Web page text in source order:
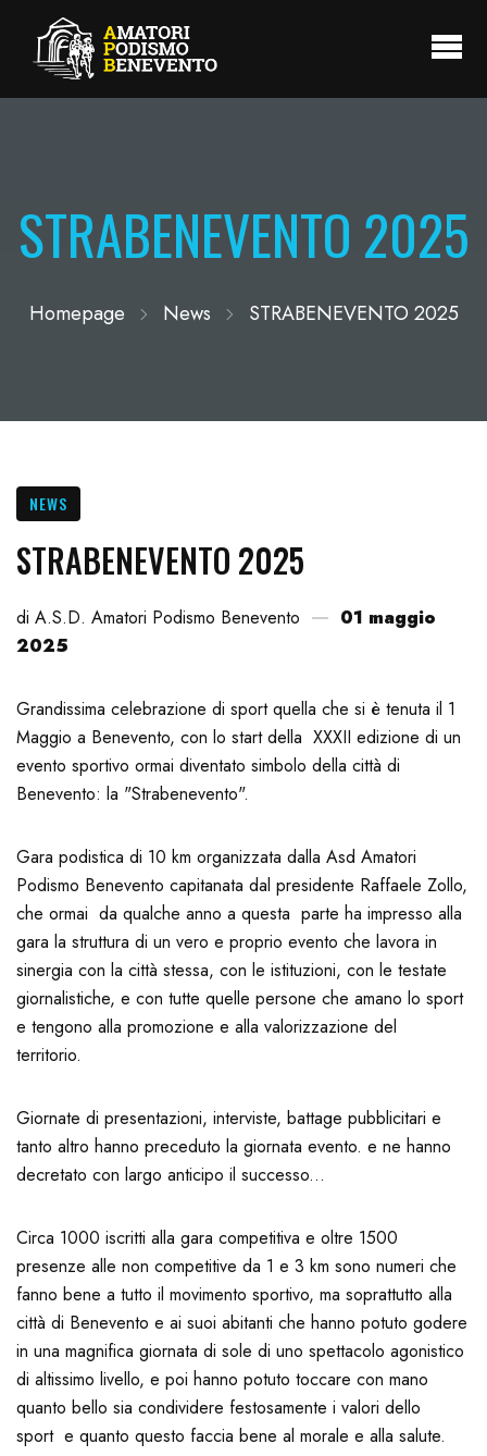
STRABENEVENTO 2025
Homepage News STRABENEVENTO 2025
NEWS
STRABENEVENTO 2025
di A.S.D. Amatori Podismo Benevento
01 maggio
2025
Grandissima celebrazione di sport quella che si è tenuta il 1
Maggio a Benevento, con lo start della XXXII edizione di un
evento sportivo ormai diventato simbolo della città di
Benevento: la "Strabenevento".
Gara podistica di 10 km organizzata dalla Asd Amatori
Podismo Benevento capitanata dal presidente Raffaele Zollo,
che ormai da qualche anno a questa parte ha impresso alla
gara la struttura di un vero e proprio evento che lavora in
sinergia con la città stessa, con le istituzioni, con le testate
giornalistiche, e con tutte quelle persone che amano lo sport
e tengono alla promozione e alla valorizzazione del
territorio.
Giornate di presentazioni, interviste, battage pubblicitari e
tanto altro hanno preceduto la giornata evento. e ne hanno
decretato con largo anticipo il successo...
Circa 1000 iscritti alla gara competitiva e oltre 1500
presenze alle non competitive da 1 e 3 km sono numeri che
fanno bene a tutto il movimento sportivo, ma soprattutto alla
città di Benevento e ai suoi abitanti che hanno potuto godere
in una magnifica giornata di sole di uno spettacolo agonistico
di altissimo livello, e poi hanno potuto toccare con mano
quanto bello sia condividere festosamente i valori dello
sport e quanto questo faccia bene al morale e alla salute.